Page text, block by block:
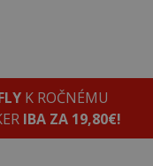
K ROČNÉMU
IBA ZA 19,80€!